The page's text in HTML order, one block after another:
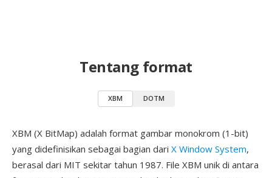
Tentang format
XBM DOTM
XBM (X BitMap) adalah format gambar monokrom (1-bit)
yang didefinisikan sebagai bagian dari X Window System,
berasal dari MIT sekitar tahun 1987. File XBM unik di antara